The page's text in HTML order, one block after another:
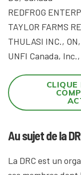
REDFROG
TAYLOR FARMS
THULASI INC.,
UNFI Canada,
Au sujet de la
La DRC est un